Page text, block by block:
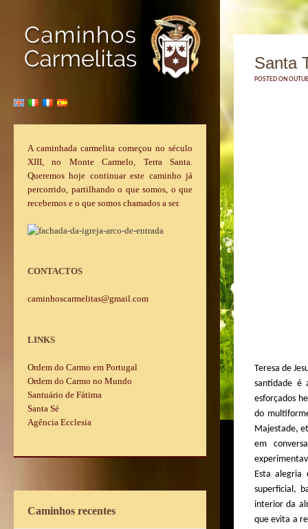
A caminhada carmelita começou no século
XIII, no Monte Carmelo, Terra Santa.
Queremos hoje continuar este caminho já
percorrido, partilhando o que somos, o que
recebemos e o que somos chamados a ser.
CONTACTOS
caminhoscarmelitas@gmail.com
LINKS
Ordem do Carmo em Portugal
Ordem do Carmo no Mundo
Santuário de Fátima
Santa Sé
Agência Ecclesia
Caminhos recentes
Santa
POSTED ON
Teresa de
santidade é
esforçados
do
Majestade,
em
Esta
superficial,
interior da
que evita a